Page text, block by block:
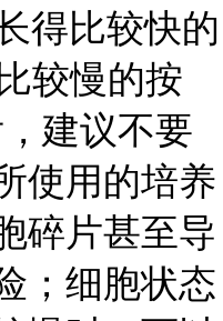
得比较快的
较慢的按
建议不要
使用的培养
碎片甚至导
；细胞状态